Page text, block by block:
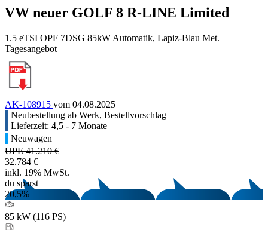
VW neuer GOLF 8 R-LINE Limited
1.5 eTSI OPF 7DSG 85kW Automatik, Lapiz-Blau Met.
Tagesangebot
AK-108915 vom 04.08.2025
Neubestellung ab Werk, Bestellvorschlag
Lieferzeit: 4,5 - 7 Monate
Neuwagen
UPE 41.210 €
32.784 €
inkl. 19% MwSt.
du sparst
20,5%
85 kW (116 PS)